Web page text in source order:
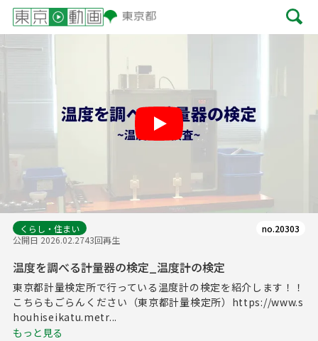
くらし・住まい
公開日 2026.02.2743回再生
no.20303
温度を調べる計量器の検定_温度計の検定
東京都計量検定所で行っている温度計の検定を紹介します！！
こちらもごらんください（東京都計量検定所）https://www.s
houhiseikatu.metr...
もっと見る